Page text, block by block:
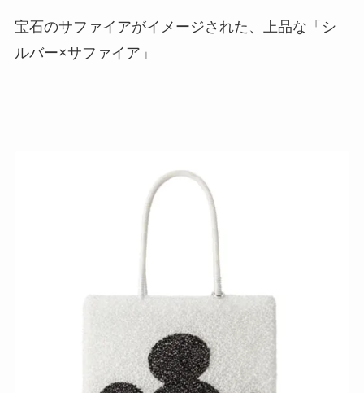
宝石のサファイアがイメージされた、上品な「シ
ルバー×サファイア」